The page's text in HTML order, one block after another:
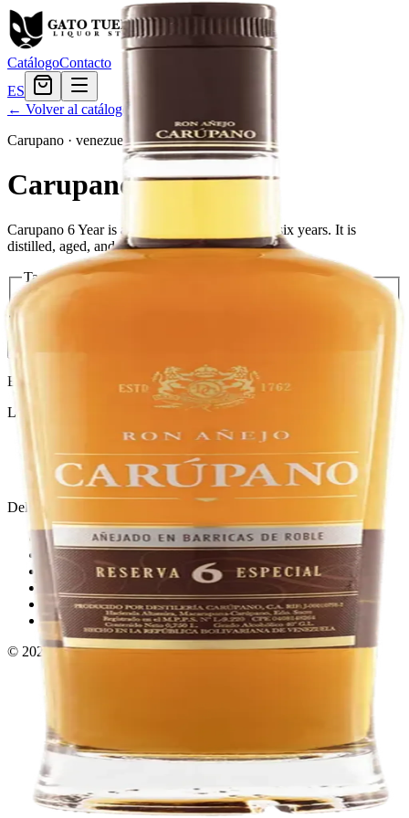
CatálogoContacto
ES
← Volver al catálogo
Carupano · venezuelan
Carupano 6 Year
Carupano 6 Year is a blend of rums aged up to six years. It is
distilled, aged, and bottled in La Miel, Venezuela.
Tamaño
Cantidad
Agregar al carrito
El Gato Tuerto
Licorera · envíos locales
Política de privacidad
Términos y condiciones
Política de devoluciones
Delivery · Miami
Delivery de licores en Miami
Alcohol a domicilio Miami
Delivery a Brickell
Licorera en Brickell
Delivery Coral Gables
Cervezas a domicilio Miami
© 2026 El Gato Tuerto · Licorera·Bebé responsablemente.